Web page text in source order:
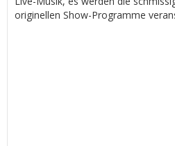
originellen Show-Programme